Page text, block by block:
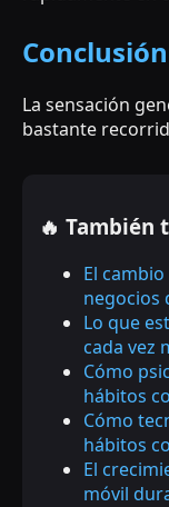
Conclusión
La sensación
bastante
🔥 También
El
negocios
Lo que
cada vez
Cómo
hábitos
Cómo
hábitos
El
móvil